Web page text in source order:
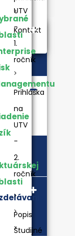
Kontakt
UTV
-
1.
ročník
Prihláška
na
UTV
-
2.
ročník
Študijné
Popis
v